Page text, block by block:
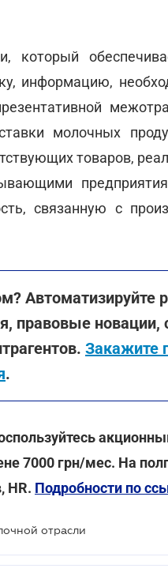
который
информацию,
молочных
товаров,
связанную с
Автоматизируйте
правовые новации,
Закажите
.
7000 грн/мес. На
HR. Подробности по
отрасли